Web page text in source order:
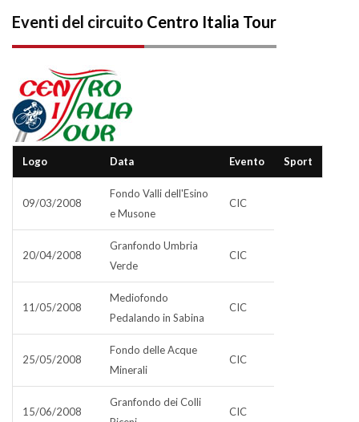
Eventi del circuito Centro Italia Tour
Logo Data Evento Sport
09/03/2008
Fondo Valli dell'Esino
e Musone
CIC
20/04/2008
Granfondo Umbria
Verde
CIC
11/05/2008
Mediofondo
Pedalando in Sabina
CIC
25/05/2008
Fondo delle Acque
Minerali
CIC
15/06/2008
Granfondo dei Colli
CIC